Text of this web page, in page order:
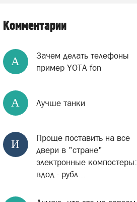
Комментарии
А
Зачем делать телефоны
пример YOTA fon
А Лучше танки
И
Проще поставить на все
двери в "стране"
электронные компостеры:
вдод - рубл...